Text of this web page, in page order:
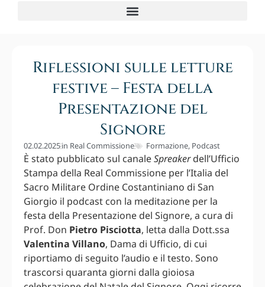
Riflessioni sulle letture
festive – Festa della
Presentazione del
Signore
02.02.2025in Real Commissione Formazione, Podcast
È stato pubblicato sul canaleSpreakerdell’Ufficio
Stampa della Real Commissione per l’Italia del
Sacro Militare Ordine Costantiniano di San
Giorgio il podcast con la meditazione per la
festa della Presentazione del Signore, a cura di
Prof. Don Pietro Pisciotta, letta dalla Dott.ssa
Valentina Villano, Dama di Ufficio, di cui
riportiamo di seguito l’audio e il testo. Sono
trascorsi quaranta giorni dalla gioiosa